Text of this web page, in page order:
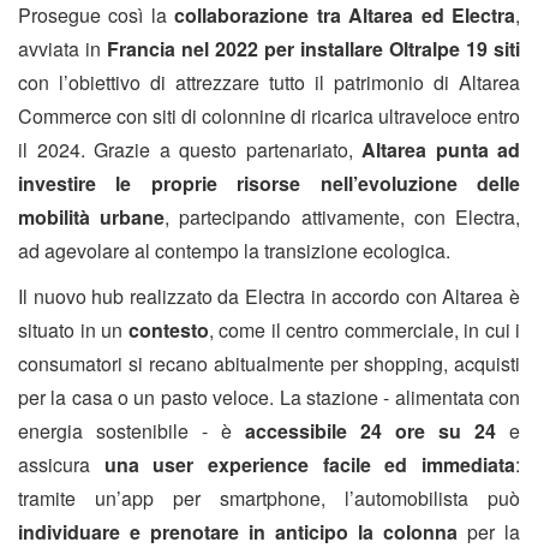
Prosegue così lacollaborazione tra Altarea ed Electra,
avviata in Francia nel 2022 per installare Oltralpe 19 siti
con l’obiettivo di attrezzare tutto il patrimonio di Altarea
Commerce con siti di colonnine di ricarica ultraveloce entro
il 2024. Grazie a questo partenariato, Altarea punta ad
investire le proprie risorse nell’evoluzione delle
mobilità urbane, partecipando attivamente, con Electra,
ad agevolare al contempo la transizione ecologica.
Il nuovo hub realizzato da Electra in accordo con Altarea è
situato in un contesto, come il centro commerciale, in cui i
consumatori si recano abitualmente per shopping, acquisti
per la casa o un pasto veloce. La stazione - alimentata con
energia sostenibile - è accessibile 24 ore su 24 e
assicura una user experience facile ed immediata:
tramite un’app per smartphone, l’automobilista può
individuare e prenotare in anticipo la colonna per la